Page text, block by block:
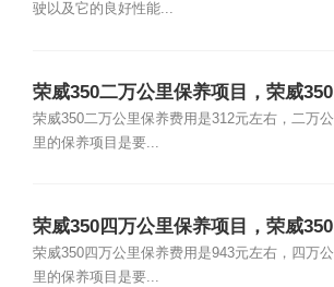
驶以及它的良好性能...
荣威350二万公里保养项目，荣威350
二万公里保养费用
荣威350二万公里保养费用是312元左右，二万公
里的保养项目是要...
荣威350四万公里保养项目，荣威350
四万公里保养费用
荣威350四万公里保养费用是943元左右，四万公
里的保养项目是要...